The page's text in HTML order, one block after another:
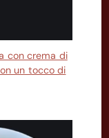
con crema di
un tocco di